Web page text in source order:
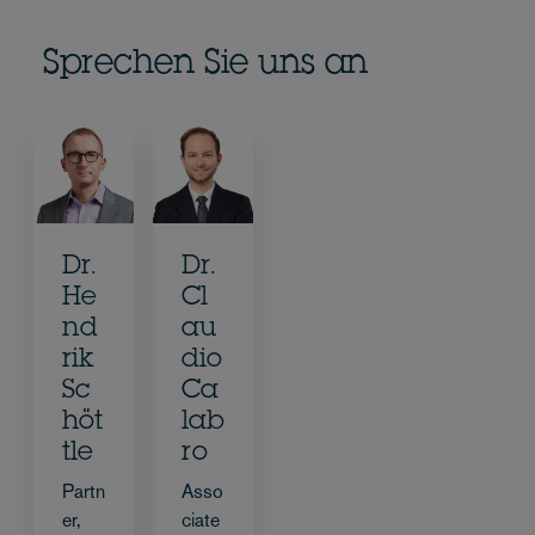
Sprechen Sie uns an
Dr.
He
nd
rik
Sc
höt
tle
Partn
er,
Dr.
Cl
au
dio
Ca
lab
ro
Asso
ciate